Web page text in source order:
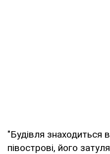
"Будівля знаходиться
півострові, його